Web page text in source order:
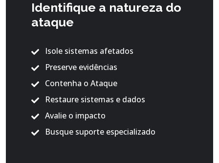
Identifique a natureza do
ataque
Isole sistemas afetados
Preserve evidências
Contenha o Ataque
Restaure sistemas e dados
Avalie o impacto
Busque suporte especializado